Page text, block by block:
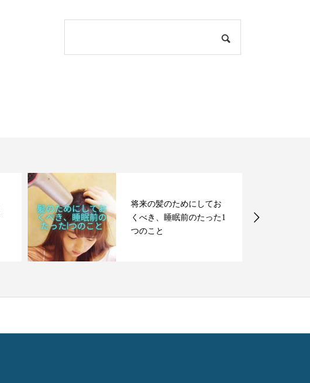
将来の髪のためにしてお
くべき、睡眠前のたった1
つのこと